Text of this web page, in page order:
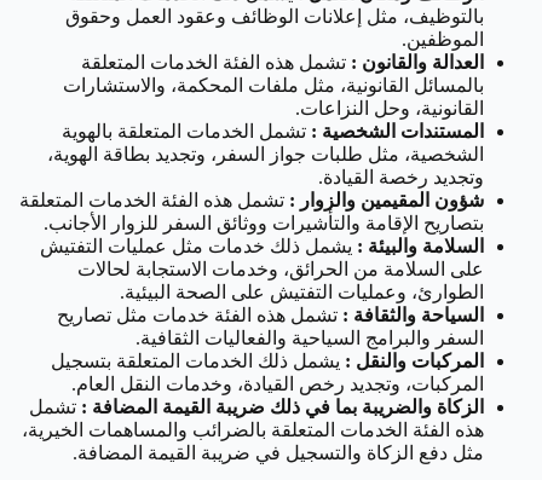
بالتوظيف، مثل إعلانات الوظائف وعقود العمل وحقوق
الموظفين.
العدالة والقانون : تشمل هذه الفئة الخدمات المتعلقة
بالمسائل القانونية، مثل ملفات المحكمة، والاستشارات
القانونية، وحل النزاعات.
المستندات الشخصية : تشمل الخدمات المتعلقة بالهوية
الشخصية، مثل طلبات جواز السفر، وتجديد بطاقة الهوية،
وتجديد رخصة القيادة.
شؤون المقيمين والزوار : تشمل هذه الفئة الخدمات المتعلقة
بتصاريح الإقامة والتأشيرات ووثائق السفر للزوار الأجانب.
السلامة والبيئة : يشمل ذلك خدمات مثل عمليات التفتيش
على السلامة من الحرائق، وخدمات الاستجابة لحالات
الطوارئ، وعمليات التفتيش على الصحة البيئية.
السياحة والثقافة : تشمل هذه الفئة خدمات مثل تصاريح
السفر والبرامج السياحية والفعاليات الثقافية.
المركبات والنقل : يشمل ذلك الخدمات المتعلقة بتسجيل
المركبات، وتجديد رخص القيادة، وخدمات النقل العام.
الزكاة والضريبة بما في ذلك ضريبة القيمة المضافة : تشمل
هذه الفئة الخدمات المتعلقة بالضرائب والمساهمات الخيرية،
مثل دفع الزكاة والتسجيل في ضريبة القيمة المضافة.